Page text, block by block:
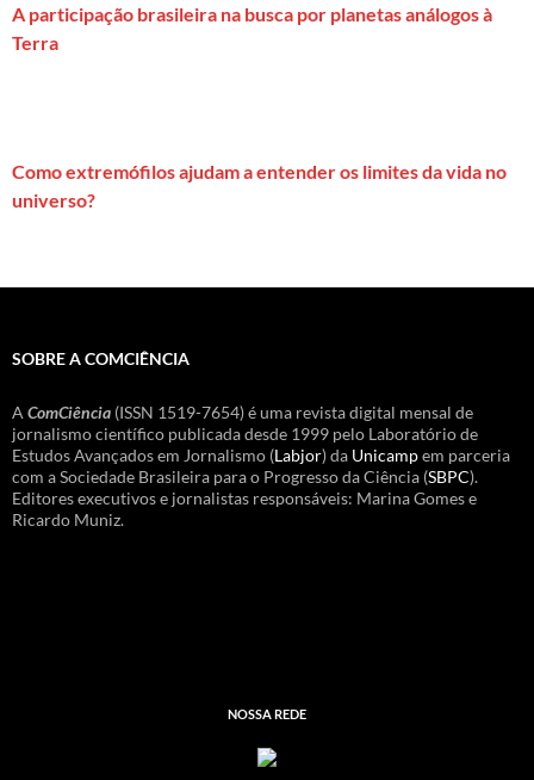
A participação brasileira na busca por planetas análogos à
Terra
Como extremófilos ajudam a entender os limites da vida no
universo?
SOBRE A COMCIÊNCIA
A ComCiência (ISSN 1519-7654) é uma revista digital mensal de
jornalismo científico publicada desde 1999 pelo Laboratório de
Estudos Avançados em Jornalismo (Labjor) da Unicampem parceria
com a Sociedade Brasileira para o Progresso da Ciência (SBPC).
Editores executivos e jornalistas responsáveis: Marina Gomes e
Ricardo Muniz.
NOSSA REDE